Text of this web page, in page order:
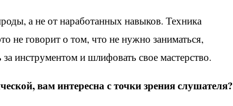
а не от наработанных навыков. Техника
не говорит о том, что не нужно заниматься,
инструментом и шлифовать свое мастерство.
вам интересна с точки зрения слушателя?